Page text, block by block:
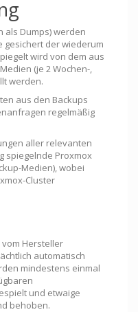
als Dumps) werden
gesichert der wiederum
wird von dem aus
(je 2 Wochen-,
werden.
aus den Backups
regelmäßig
aller relevanten
spiegelnde Proxmox
Medien), wobei
Cluster
Hersteller
automatisch
mindestens einmal
und etwaige
behoben.